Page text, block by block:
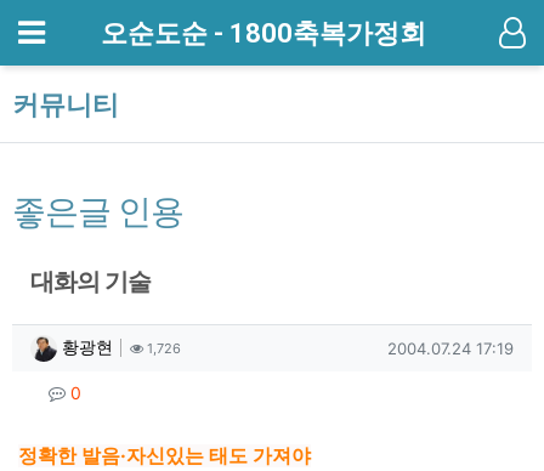
메뉴 오순도순 - 1800축복가정회
커뮤니티
좋은글 인용
대화의 기술
작성자 정보
황광현 작성1,726조회 작성일
2004.07.24 17:19
컨텐츠 정보
0
본문
정확한 발음·자신있는 태도 가져야